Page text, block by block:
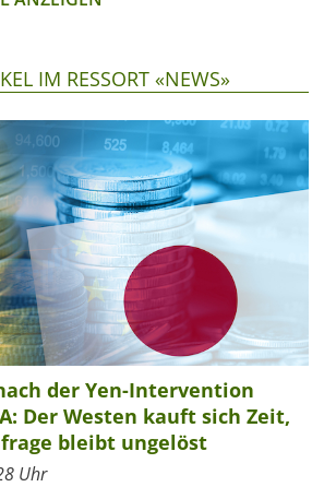
IM RESSORT «NEWS»
der Yen-Intervention
Der Westen kauft sich Zeit,
bleibt ungelöst
Uhr